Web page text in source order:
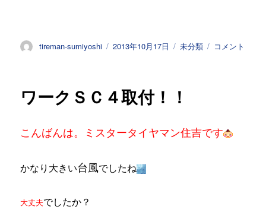
投
tireman-sumiyoshi
投
2013年10月17日
カ
ー
未分類
Ｍ
Ａ
コメント
ワークＳＣ４取付！！
こんばんは。ミスタータイヤマン住吉です
かなり大きい台風でしたね
大丈夫でしたか？